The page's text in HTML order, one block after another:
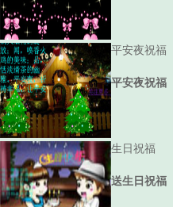
平安夜祝福
平安夜祝福
生日祝福
送生日祝福